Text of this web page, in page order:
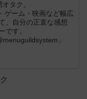
タク。
ゲーム・映画など幅広
、自分の正直な感想
です。
」